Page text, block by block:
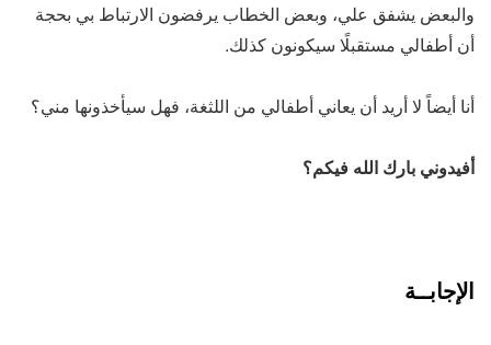
والبعض يشفق علي، وبعض الخطاب يرفضون الارتباط بي بحجة
أن أطفالي مستقبلًا سيكونون كذلك.
أنا أيضاً لا أريد أن يعاني أطفالي من اللثغة، فهل سيأخذونها مني؟
أفيدوني بارك الله فيكم؟
الإجابــة